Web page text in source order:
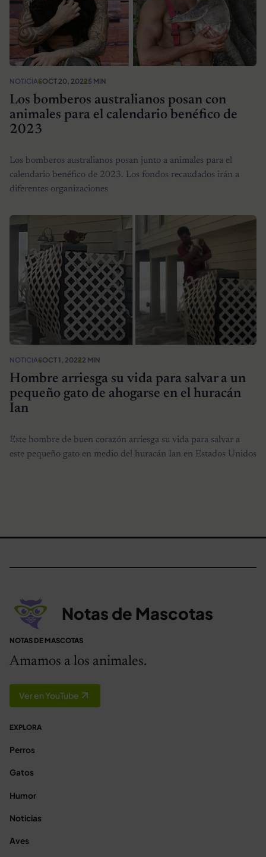
NOTICIASOCT 20, 20225 MIN
Los bomberos australianos posan con
animales para el calendario benéfico de
2023
Los bomberos australianos posan junto a animales para el
calendario benéfico de 2023. Los fondos recaudados irán a
diferentes organizaciones
NOTICIASOCT 1, 20222 MIN
Hombre arriesga su vida para salvar a un
pequeño gato de ahogarse en el huracán
Ian
Este hombre de buen corazón arriesga su vida para salvar a
este pequeño gato en medio del huracán Ian en Estados Unidos
Notas de Mascotas
NOTAS DE MASCOTAS
Amamos a los animales.
Ver en YouTube
EXPLORA
Perros
Gatos
Humor
Noticias
Aves